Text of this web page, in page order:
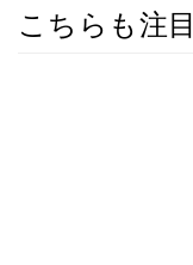
こちらも注目